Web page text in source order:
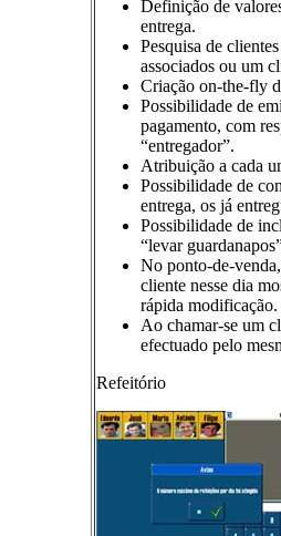
Definição de
entrega.
Pesquisa de
associados ou um
Criação on-the-fly
Possibilidade de
pagamento, com
“entregador”.
Atribuição a cada
Possibilidade de
entrega, os já
Possibilidade de
“levar
No ponto-de-
cliente nesse dia
rápida modificação.
Ao chamar-se um
efectuado pelo
Refeitório